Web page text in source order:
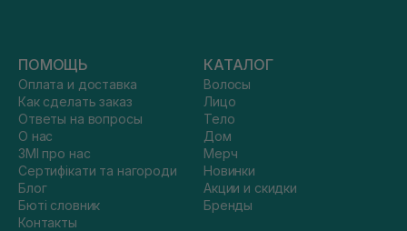
ПОМОЩЬ
Оплата и доставка
Как сделать заказ
Ответы на вопросы
О нас
ЗМІ про нас
Сертифікати та нагороди
Блог
Бюті словник
Контакты
КАТАЛОГ
Волосы
Лицо
Тело
Дом
Мерч
Новинки
Акции и скидки
Бренды